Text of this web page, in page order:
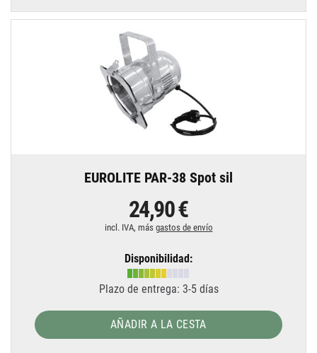
EUROLITE PAR-38 Spot sil
24,90 €
incl. IVA, más gastos de envío
Disponibilidad:
Plazo de entrega: 3-5 días
AÑADIR A LA CESTA